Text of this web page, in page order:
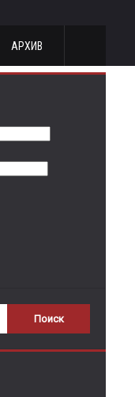
АРХИВ